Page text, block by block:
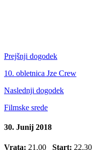
Prejšnji dogodek
10. obletnica Jze Crew
Naslednji dogodek
Filmske srede
30. Junij 2018
Vrata: 21.00 Start: 22.30